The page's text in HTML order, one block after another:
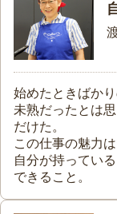
始めたときばか
未熟だったとは
だけた。
この仕事の魅力
自分が持ってい
できること。